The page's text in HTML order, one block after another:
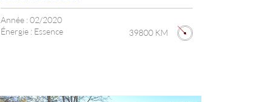
Année : 02/2020
Énergie : Essence 39800 KM